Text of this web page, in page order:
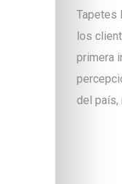
Tapetes
los
primera
del país,